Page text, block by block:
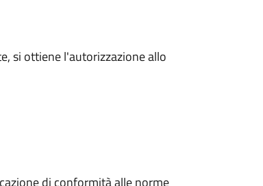
si ottiene l'autorizzazione allo
di conformità alle norme